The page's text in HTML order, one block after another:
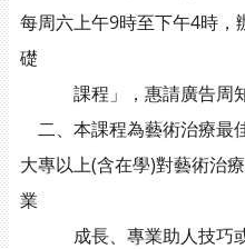
每周六上午9時至下午4時，
礎
課程」，惠請廣告周知
二、本課程為藝術治療最
大專以上(含在學)對藝術治
業
成長、專業助人技巧或